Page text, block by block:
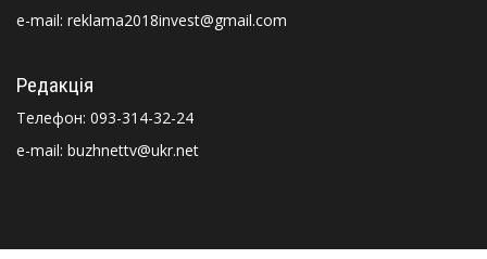
e-mail: reklama2018invest@gmail.com
Редакція
Телефон: 093-314-32-24
e-mail: buzhnettv@ukr.net